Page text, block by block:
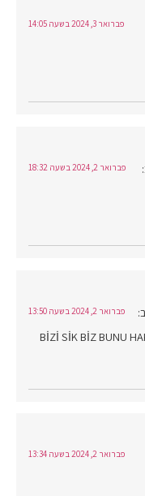
פברואר 3, 2024 בשעה 14:05
פברואר 2, 2024 בשעה 18:32
פברואר 2, 2024 בשעה 13:50
BİZİ SİK BİZ BUNU
פברואר 2, 2024 בשעה 13:34